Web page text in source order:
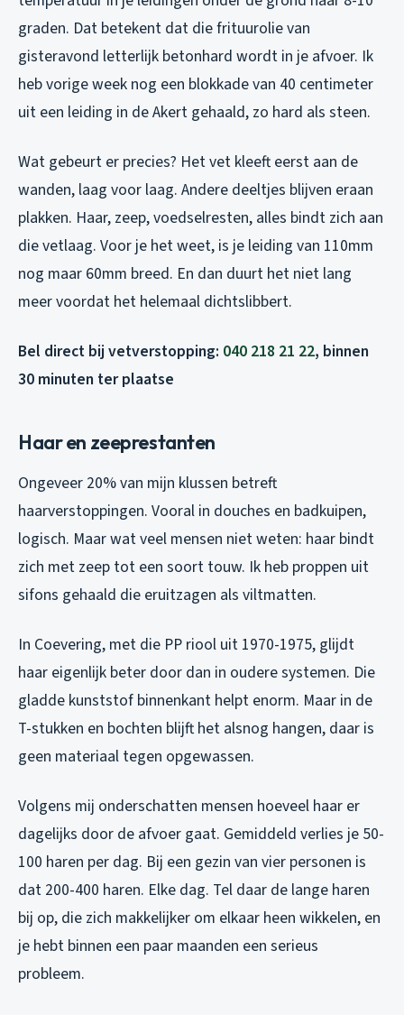
graden. Dat betekent dat die frituurolie van
gisteravond letterlijk betonhard wordt in je afvoer. Ik
heb vorige week nog een blokkade van 40 centimeter
uit een leiding in de Akert gehaald, zo hard als steen.
Wat gebeurt er precies? Het vet kleeft eerst aan de
wanden, laag voor laag. Andere deeltjes blijven eraan
plakken. Haar, zeep, voedselresten, alles bindt zich aan
die vetlaag. Voor je het weet, is je leiding van 110mm
nog maar 60mm breed. En dan duurt het niet lang
meer voordat het helemaal dichtslibbert.
Bel direct bij vetverstopping: 040 218 21 22, binnen
30 minuten ter plaatse
Haar en zeeprestanten
Ongeveer 20% van mijn klussen betreft
haarverstoppingen. Vooral in douches en badkuipen,
logisch. Maar wat veel mensen niet weten: haar bindt
zich met zeep tot een soort touw. Ik heb proppen uit
sifons gehaald die eruitzagen als viltmatten.
In Coevering, met die PP riool uit 1970-1975, glijdt
haar eigenlijk beter door dan in oudere systemen. Die
gladde kunststof binnenkant helpt enorm. Maar in de
T-stukken en bochten blijft het alsnog hangen, daar is
geen materiaal tegen opgewassen.
Volgens mij onderschatten mensen hoeveel haar er
dagelijks door de afvoer gaat. Gemiddeld verlies je 50-
100 haren per dag. Bij een gezin van vier personen is
dat 200-400 haren. Elke dag. Tel daar de lange haren
bij op, die zich makkelijker om elkaar heen wikkelen, en
je hebt binnen een paar maanden een serieus
probleem.